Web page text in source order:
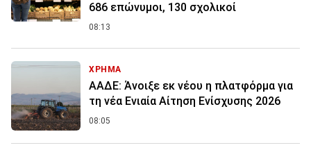
686 επώνυμοι, 130 σχολικοί
08:13
ΧΡΗΜΑ
ΑΑΔΕ: Άνοιξε εκ νέου η πλατφόρμα για
τη νέα Ενιαία Αίτηση Ενίσχυσης 2026
08:05